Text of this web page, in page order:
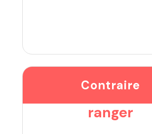
Contraire
ranger